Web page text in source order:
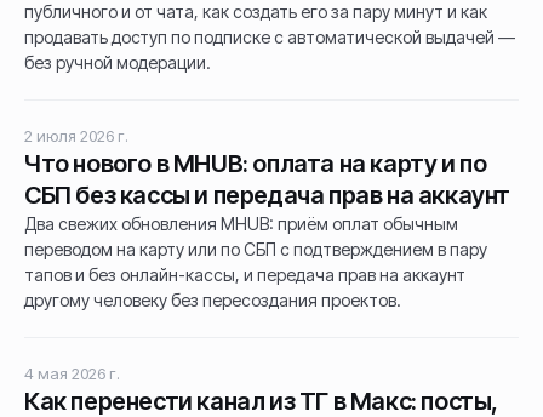
публичного и от чата, как создать его за пару минут и как
продавать доступ по подписке с автоматической выдачей —
без ручной модерации.
2 июля 2026 г.
Что нового в MHUB: оплата на карту и по
СБП без кассы и передача прав на аккаунт
Два свежих обновления MHUB: приём оплат обычным
переводом на карту или по СБП с подтверждением в пару
тапов и без онлайн-кассы, и передача прав на аккаунт
другому человеку без пересоздания проектов.
4 мая 2026 г.
Как перенести канал из ТГ в Макс: посты,